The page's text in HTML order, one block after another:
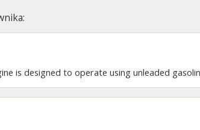
is designed to operate using unleaded